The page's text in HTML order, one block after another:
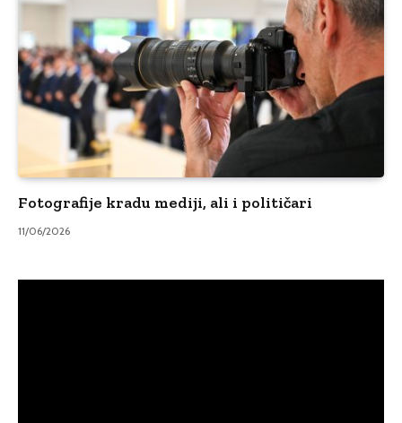
Fotografije kradu mediji, ali i političari
11/06/2026